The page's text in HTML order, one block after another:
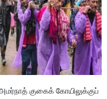
குகைக் கோயிலுக்குப்